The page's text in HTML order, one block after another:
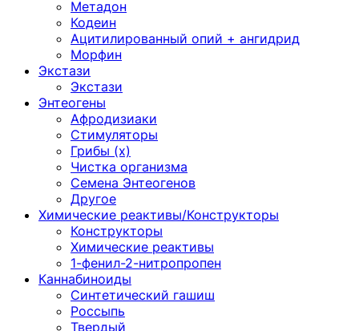
Метадон
Кодеин
Ацитилированный опий + ангидрид
Морфин
Экстази
Экстази
Энтеогены
Афродизиаки
Стимуляторы
Грибы (х)
Чистка организма
Семена Энтеогенов
Другое
Химические реактивы/Конструкторы
Конструкторы
Химические реактивы
1-фенил-2-нитропропен
Каннабиноиды
Синтетический гашиш
Россыпь
Твердый